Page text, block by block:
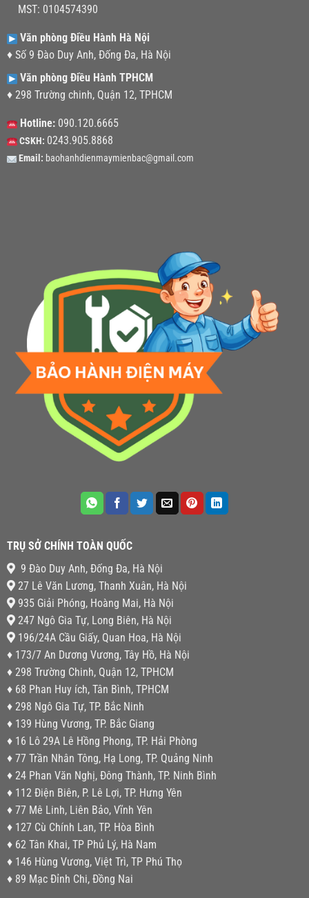
MST: 0104574390
Văn phòng Điều Hành Hà Nội
♦ Số 9 Đào Duy Anh, Đống Đa, Hà Nội
Văn phòng Điều Hành TPHCM
♦ 298 Trường chinh, Quận 12, TPHCM
Hotline:090.120.6665
CSKH: 0243.905.8868
Email: baohanhdienmaymienbac@gmail.com
TRỤ SỞ CHÍNH TOÀN QUỐC
9 Đào Duy Anh, Đống Đa, Hà Nội
27 Lê Văn Lương, Thanh Xuân, Hà Nội
935 Giải Phóng, Hoàng Mai, Hà Nội
247 Ngô Gia Tự, Long Biên, Hà Nội
196/24A Cầu Giấy, Quan Hoa, Hà Nội
♦ 173/7 An Dương Vương, Tây Hồ, Hà Nội
♦ 298 Trường Chinh, Quận 12, TPHCM
♦ 68 Phan Huy ích, Tân Bình, TPHCM
♦ 298 Ngô Gia Tự, TP. Bắc Ninh
♦ 139 Hùng Vương, TP. Bắc Giang
♦ 16 Lô 29A Lê Hồng Phong, TP. Hải Phòng
♦ 77 Trần Nhân Tông, Hạ Long, TP. Quảng Ninh
♦ 24 Phan Văn Nghị, Đông Thành, TP. Ninh Bình
♦ 112 Điện Biên, P. Lê Lợi, TP. Hưng Yên
♦ 77 Mê Linh, Liên Bảo, Vĩnh Yên
♦ 127 Cù Chính Lan, TP. Hòa Bình
♦ 62 Tân Khai, TP Phủ Lý, Hà Nam
♦ 146 Hùng Vương, Việt Trì, TP Phú Thọ
♦ 89 Mạc Đỉnh Chi, Đồng Nai